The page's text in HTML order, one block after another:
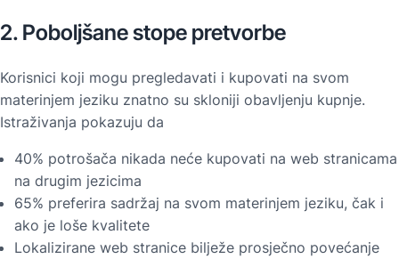
2. Poboljšane stope pretvorbe
Korisnici koji mogu pregledavati i kupovati na svom
materinjem jeziku znatno su skloniji obavljenju kupnje.
Istraživanja pokazuju da
40% potrošača nikada neće kupovati na web stranicama
na drugim jezicima
65% preferira sadržaj na svom materinjem jeziku, čak i
ako je loše kvalitete
Lokalizirane web stranice bilježe prosječno povećanje